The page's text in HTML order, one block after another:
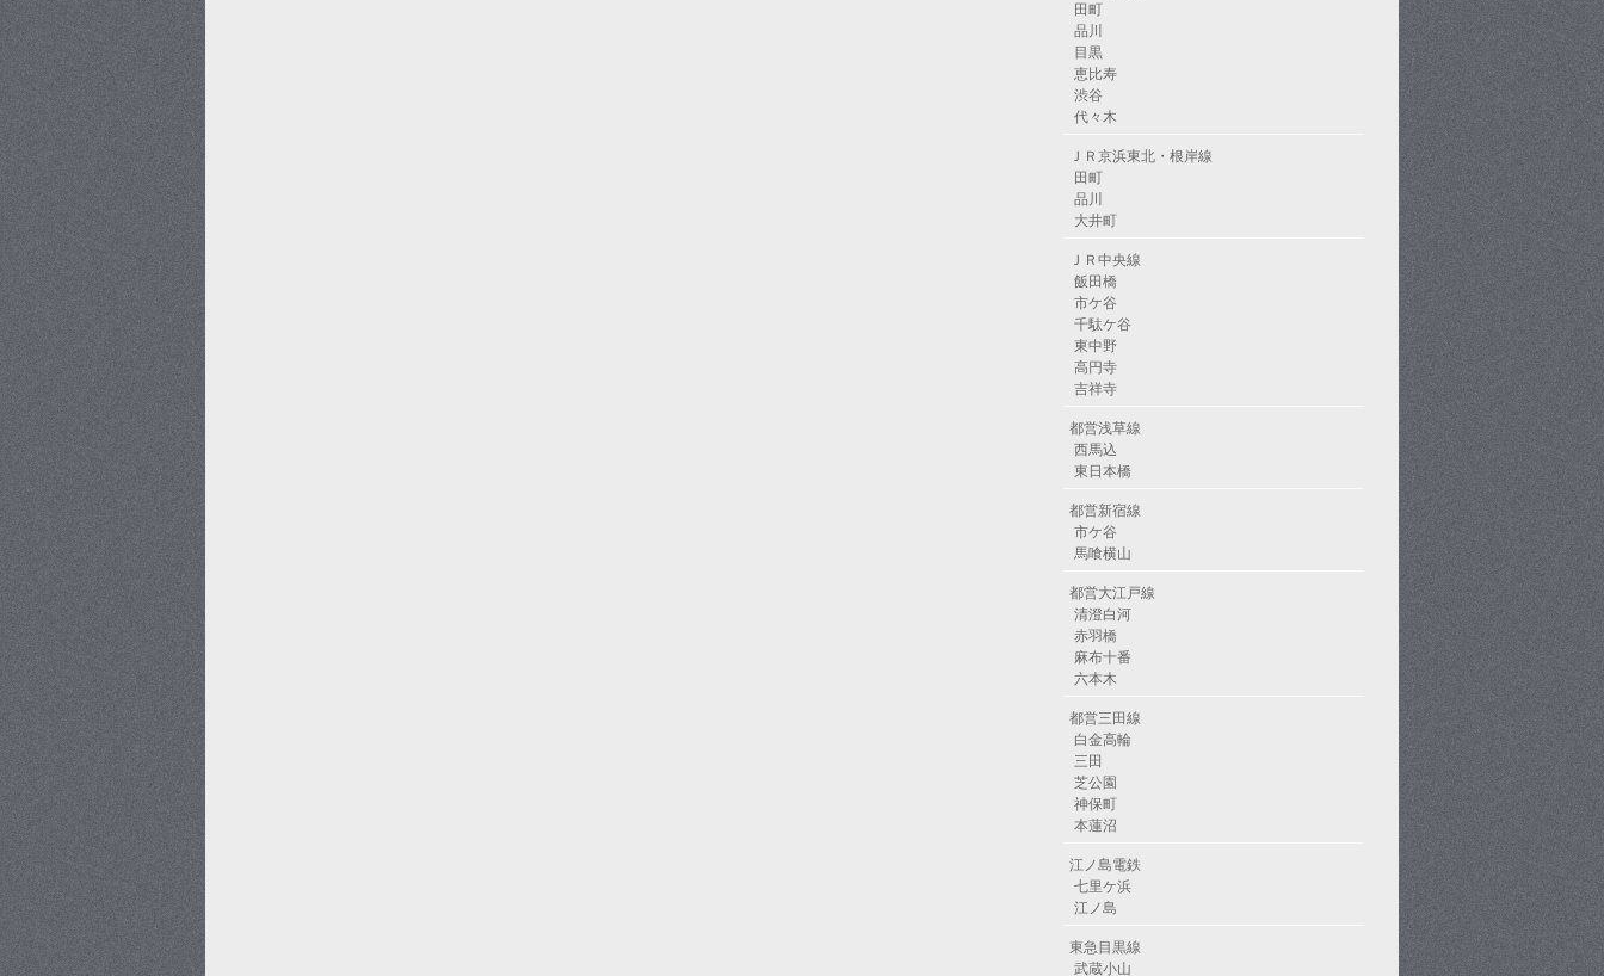
田町
品川
目黒
恵比寿
渋谷
代々木
ＪＲ京浜東北・根岸線
田町
品川
大井町
ＪＲ中央線
飯田橋
市ケ谷
千駄ケ谷
東中野
高円寺
吉祥寺
都営浅草線
西馬込
東日本橋
都営新宿線
市ケ谷
馬喰横山
都営大江戸線
清澄白河
赤羽橋
麻布十番
六本木
都営三田線
白金高輪
三田
芝公園
神保町
本蓮沼
江ノ島電鉄
七里ケ浜
江ノ島
東急目黒線
武蔵小山